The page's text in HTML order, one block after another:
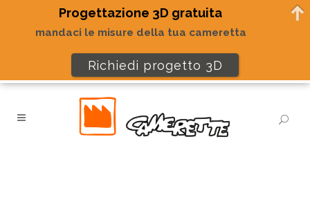
Progettazione 3D gratuita
mandaci le misure della tua cameretta
Richiedi progetto 3D